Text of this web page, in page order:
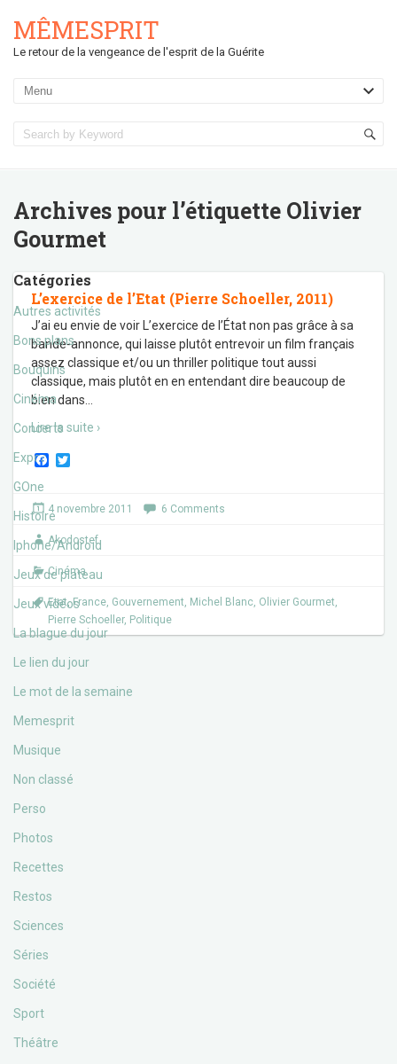
MÊMESPRIT
Le retour de la vengeance de l'esprit de la Guérite
Archives pour l’étiquette Olivier
Gourmet
Catégories
Autres activités
Bons plans
Bouquins
Cinéma
Concerts
Expos
GOne
Histoire
Iphone/Androïd
Jeux de plateau
Jeux vidéos
La blague du jour
Le lien du jour
Le mot de la semaine
Memesprit
Musique
Non classé
Perso
Photos
Recettes
Restos
Sciences
Séries
Société
Sport
Théâtre
L’exercice de l’Etat (Pierre Schoeller, 2011)
J’ai eu envie de voir L’exercice de l’État non pas grâce à sa
bande-annonce, qui laisse plutôt entrevoir un film français
assez classique et/ou un thriller politique tout aussi
classique, mais plutôt en en entendant dire beaucoup de
bien dans
Lire la suite ›
F
e
b
o
t
r
4 novembre 2011 6 Comments
Akodostef
Cinéma
Etat,France, Gouvernement, Michel Blanc, Olivier Gourmet,
Pierre Schoeller, Politique